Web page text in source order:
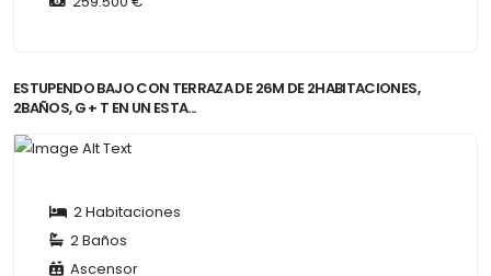
ESTUPENDO BAJO CON TERRAZA DE 26M DE 2HABITACIONES,
2BAÑOS, G + T EN UN ESTA...
2 Habitaciones
2 Baños
Ascensor